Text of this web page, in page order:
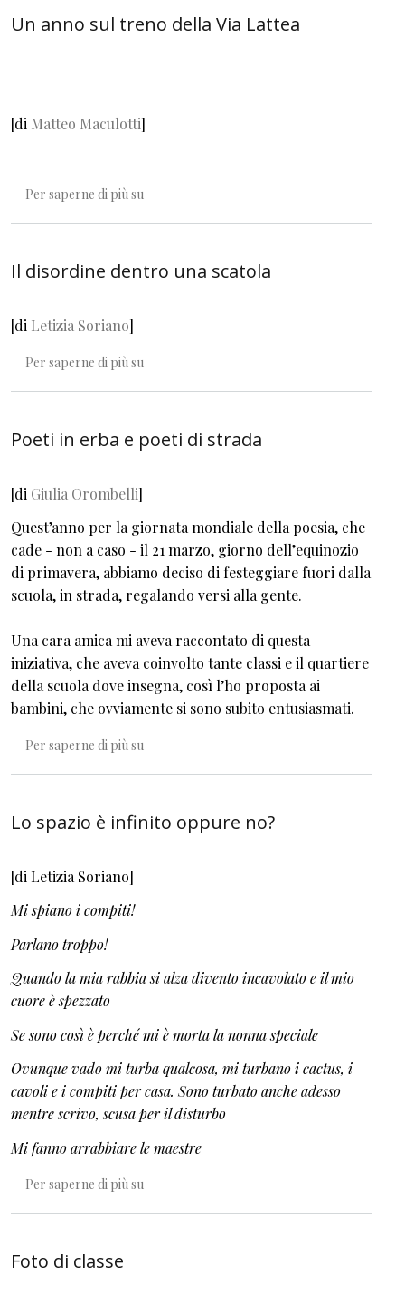
Un anno sul treno della Via Lattea
[di Matteo Maculotti]
Per saperne di più su
Il disordine dentro una scatola
[di Letizia Soriano]
Per saperne di più su
Poeti in erba e poeti di strada
[di Giulia Orombelli]
Quest’anno per la giornata mondiale della poesia, che
cade - non a caso - il 21 marzo, giorno dell’equinozio
di primavera, abbiamo deciso di festeggiare fuori dalla
scuola, in strada, regalando versi alla gente.
Una cara amica mi aveva raccontato di questa
iniziativa, che aveva coinvolto tante classi e il quartiere
della scuola dove insegna, così l’ho proposta ai
bambini, che ovviamente si sono subito entusiasmati.
Per saperne di più su
Lo spazio è infinito oppure no?
[di Letizia Soriano]
Mi spiano i compiti!
Parlano troppo!
Quando la mia rabbia si alza divento incavolato e il mio
cuore è spezzato
Se sono così è perché mi è morta la nonna speciale
Ovunque vado mi turba qualcosa, mi turbano i cactus, i
cavoli e i compiti per casa. Sono turbato anche adesso
mentre scrivo, scusa per il disturbo
Mi fanno arrabbiare le maestre
Per saperne di più su
Foto di classe